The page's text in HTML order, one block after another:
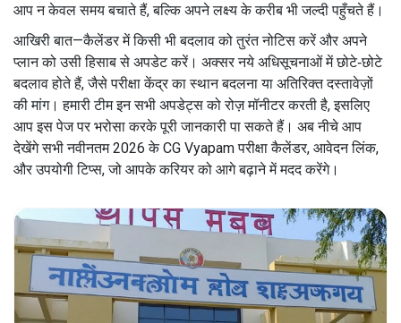
आप न केवल समय बचाते हैं, बल्कि अपने लक्ष्य के करीब भी जल्दी पहुँचते हैं।
आखिरी बात—कैलेंडर में किसी भी बदलाव को तुरंत नोटिस करें और अपने
प्लान को उसी हिसाब से अपडेट करें। अक्सर नये अधिसूचनाओं में छोटे‑छोटे
बदलाव होते हैं, जैसे परीक्षा केंद्र का स्थान बदलना या अतिरिक्त दस्तावेज़ों
की मांग। हमारी टीम इन सभी अपडेट्स को रोज़ मॉनीटर करती है, इसलिए
आप इस पेज पर भरोसा करके पूरी जानकारी पा सकते हैं। अब नीचे आप
देखेंगे सभी नवीनतम 2026 के CG Vyapam परीक्षा कैलेंडर, आवेदन लिंक,
और उपयोगी टिप्स, जो आपके करियर को आगे बढ़ाने में मदद करेंगे।